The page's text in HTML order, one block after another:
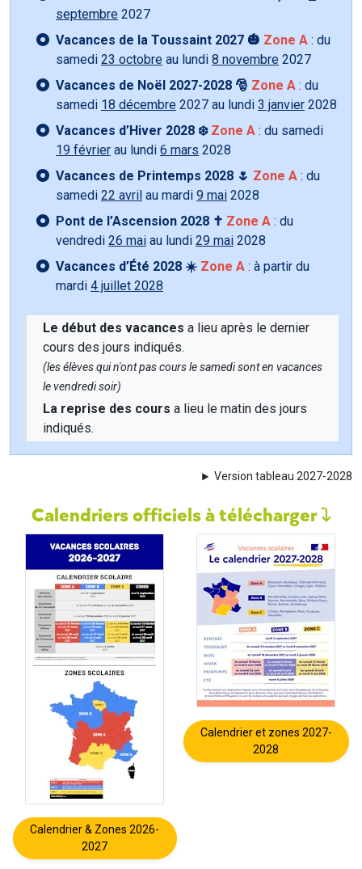
septembre 2027
Vacances de la Toussaint 2027 🎃 Zone A : du
samedi 23 octobre au lundi 8 novembre 2027
Vacances de Noël 2027-2028 🎅 Zone A : du
samedi 18 décembre 2027 au lundi 3 janvier 2028
Vacances d’Hiver 2028 ❄️ Zone A : du samedi
19 février au lundi 6 mars 2028
Vacances de Printemps 2028 🌷 Zone A : du
samedi 22 avril au mardi 9 mai 2028
Pont de l’Ascension 2028 ✝️ Zone A : du
vendredi 26 mai au lundi 29 mai 2028
Vacances d’Été 2028 ☀️ Zone A : à partir du
mardi 4 juillet 2028
Le début des vacances a lieu après le dernier
cours des jours indiqués.
(les élèves qui n'ont pas cours le samedi sont en vacances
le vendredi soir)
La reprise des cours a lieu le matin des jours
indiqués.
Version tableau 2027-2028
Calendriers officiels à télécharger
Calendrier & Zones 2026-
2027
Calendrier et zones 2027-
2028